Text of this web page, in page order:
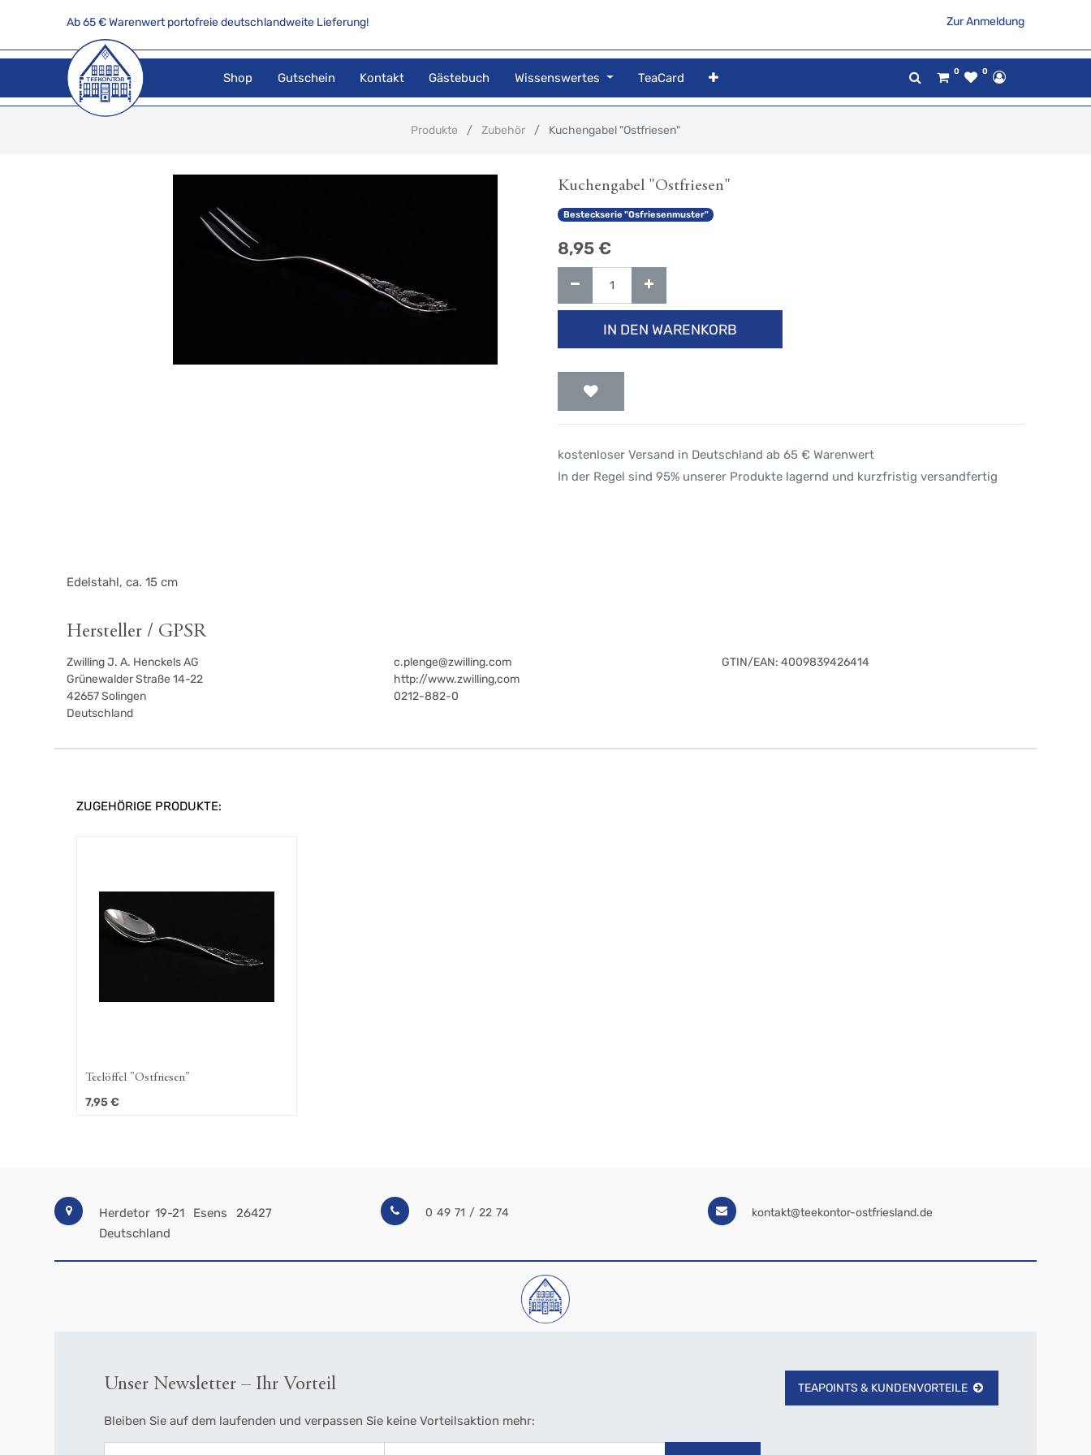
Ab 65 € Warenwert portofreie deutschlandweite Lieferung! Zur Anmeldung
Shop Gutschein Kontakt Gästebuch Wissenswertes TeaCard 0 0
Produkte Zubehör Kuchengabel "Ostfriesen"
Kuchengabel "Ostfriesen"
Besteckserie "Osfriesenmuster"
8,95 €
IN DEN WARENKORB
kostenloser Versand in Deutschland ab 65 € Warenwert
In der Regel sind 95% unserer Produkte lagernd und kurzfristig versandfertig
Edelstahl, ca. 15 cm
Hersteller / GPSR
Zwilling J. A. Henckels AG
Grünewalder Straße 14-22
42657Solingen
Deutschland
c.plenge@zwilling.com
http://www.zwilling,com
0212-882-0
GTIN/EAN: 4009839426414
ZUGEHÖRIGE PRODUKTE:
Teelöffel "Ostfriesen"
7,95€
Herdetor 19-21 Esens
26427
Deutschland
0 49 71 / 22 74 kontakt@teekontor-ostfriesland.de
Unser Newsletter – Ihr Vorteil
Bleiben Sie auf dem laufenden und verpassen Sie keine Vorteilsaktion mehr:
TEAPOINTS & KUNDENVORTEILE